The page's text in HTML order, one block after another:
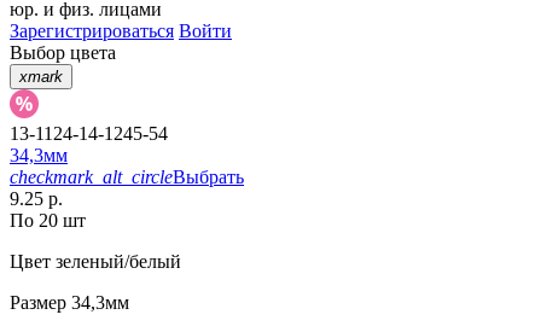
юр. и физ. лицами
Зарегистрироваться Войти
Выбор цвета
xmark
13-1124-14-1245-54
34,3мм
checkmark_alt_circleВыбрать
9.25 р.
По 20 шт
Цвет зеленый/белый
Размер 34,3мм